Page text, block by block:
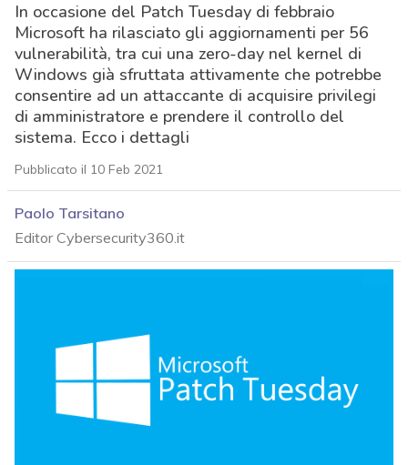
In occasione del Patch Tuesday di febbraio
Microsoft ha rilasciato gli aggiornamenti per 56
vulnerabilità, tra cui una zero-day nel kernel di
Windows già sfruttata attivamente che potrebbe
consentire ad un attaccante di acquisire privilegi
di amministratore e prendere il controllo del
sistema. Ecco i dettagli
Pubblicato il 10 Feb 2021
Paolo Tarsitano
Editor Cybersecurity360.it